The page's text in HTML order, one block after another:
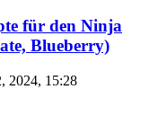
für den Ninja
Blueberry)
2024, 15:28